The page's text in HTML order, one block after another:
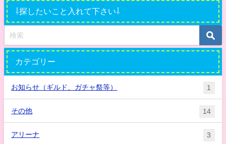
⇩探したいこと入れて下さい⇩
カテゴリー
お知らせ（ギルド、ガチャ祭等） 1
その他 14
アリーナ 3